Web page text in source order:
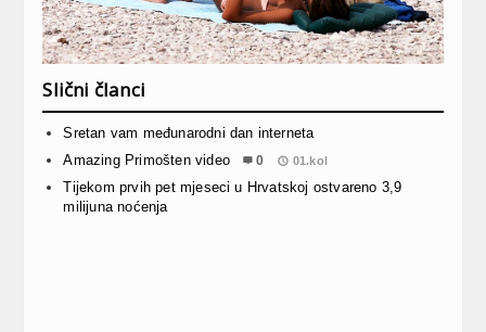
Slični članci
Sretan vam međunarodni dan interneta
Amazing Primošten video
0 01.kol
Tijekom prvih pet mjeseci u Hrvatskoj ostvareno 3,9
milijuna noćenja